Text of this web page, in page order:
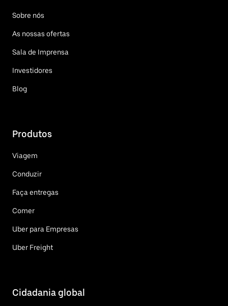
Sobre nós
As nossas ofertas
Sala de Imprensa
Investidores
Blog
Produtos
Viagem
Conduzir
Faça entregas
Comer
Uber para Empresas
Uber Freight
Cidadania global